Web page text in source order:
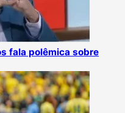
fala polêmica sobre